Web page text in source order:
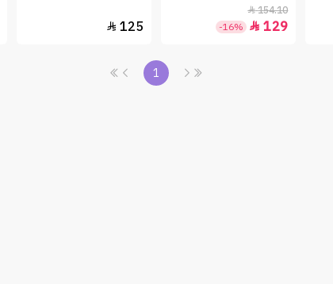
154.10

129

-16%
125

1